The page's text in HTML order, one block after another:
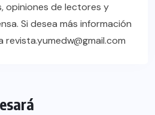
opiniones de lectores y
Si desea más información